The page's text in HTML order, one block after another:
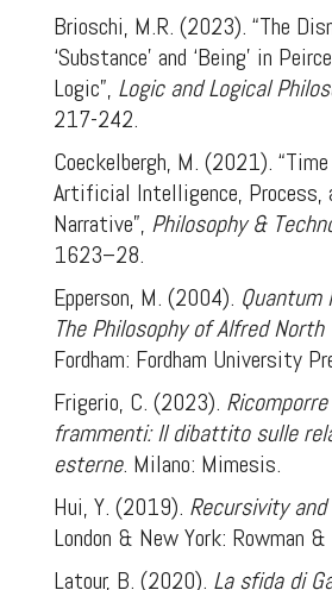
Brioschi, M.R. (2023). “The
‘Substance’ and ‘Being’ in
Logic”, Logic and Logical
217-242.
Coeckelbergh, M. (2021).
Artificial Intelligence, Process,
Narrative”, Philosophy &
1623–28.
Epperson, M. (2004). Quantum
The Philosophy of Alfred
Fordham: Fordham University
Frigerio, C. (2023).
frammenti: Il dibattito sulle
esterne. Milano: Mimesis.
Hui, Y. (2019). Recursivity
London & New York: Rowman
Latour, B. (2020). La sfida di